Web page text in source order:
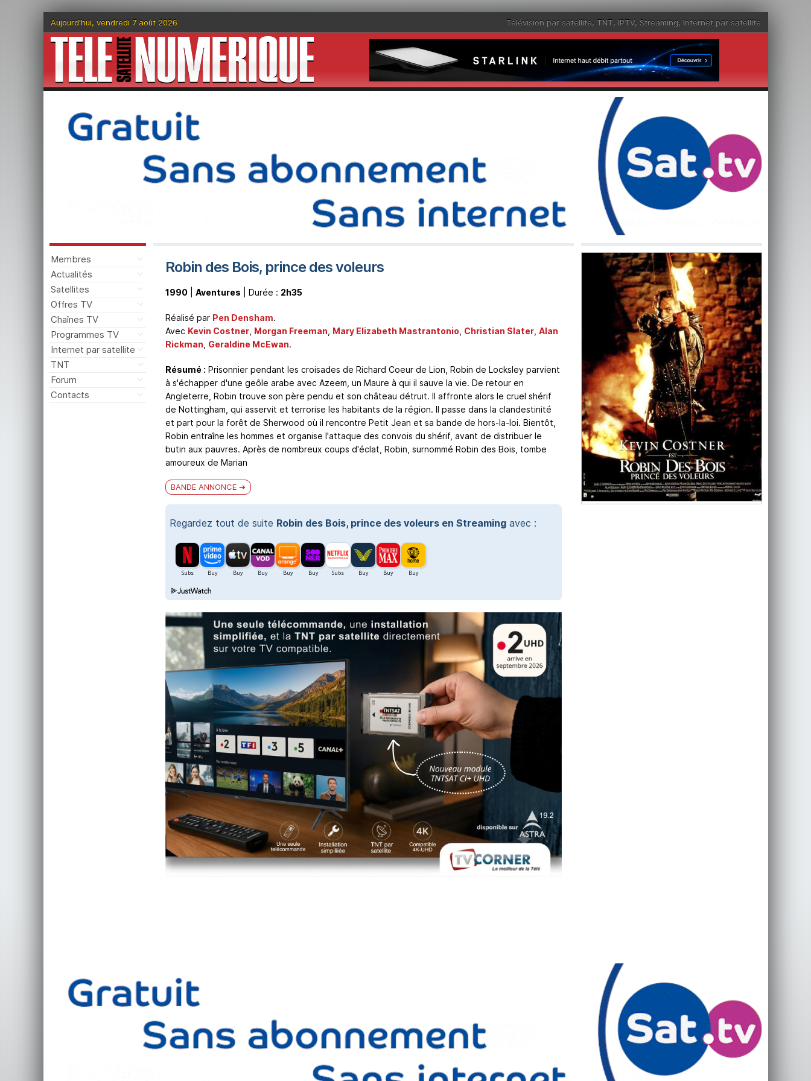
Aujourd'hui, vendredi 7 août 2026 Télévision par satellite, TNT, IPTV, Streaming, Internet par satellite
Membres
Actualités
Satellites
Offres TV
Chaînes TV
Programmes TV
Internet par satellite
TNT
Forum
Contacts
Robin des Bois, prince des voleurs
1990| Aventures | Durée : 2h35
Réalisé par Pen Densham.
Avec Kevin Costner, Morgan Freeman Mary Elizabeth Mastrantonio, Christian Slater, Alan
Rickman Geraldine McEwan.
Résumé : Prisonnier pendant les croisades de Richard Coeur de Lion, Robin de Locksley parvient
à s'échapper d'une geôle arabe avec Azeem, un Maure à qui il sauve la vie. De retour en
Angleterre, Robin trouve son père pendu et son château détruit. Il affronte alors le cruel shérif
de Nottingham, qui asservit et terrorise les habitants de la région. Il passe dans la clandestinité
et part pour la forêt de Sherwood où il rencontre Petit Jean et sa bande de hors-la-loi. Bientôt,
Robin entraîne les hommes et organise l'attaque des convois du shérif, avant de distribuer le
butin aux pauvres. Après de nombreux coups d'éclat, Robin, surnommé Robin des Bois, tombe
amoureux de Marian
BANDE ANNONCE
Regardez tout de suite Robin des Bois, prince des voleurs en Streamingavec :